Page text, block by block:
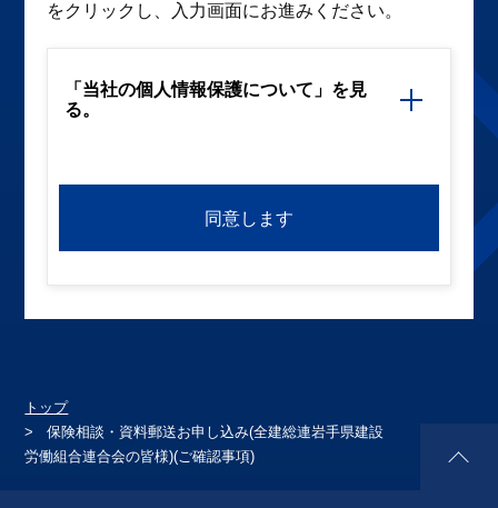
をクリックし、入力画面にお進みください。
「当社の個人情報保護について」を見
る。
同意します
トップ
保険相談・資料郵送お申し込み(全建総連岩手県建設
労働組合連合会の皆様)(ご確認事項)